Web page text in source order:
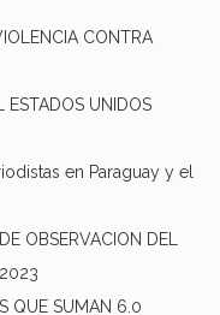
CONTRA
ESTADOS UNIDOS
en Paraguay y el
OBSERVACION DEL
QUE SUMAN 6.0